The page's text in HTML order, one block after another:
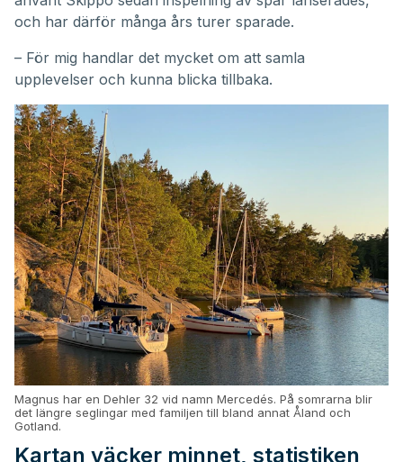
och har därför många års turer sparade.
– För mig handlar det mycket om att samla
upplevelser och kunna blicka tillbaka.
Magnus har en Dehler 32 vid namn Mercedés. På somrarna blir
det längre seglingar med familjen till bland annat Åland och
Gotland.
Kartan väcker minnet, statistiken